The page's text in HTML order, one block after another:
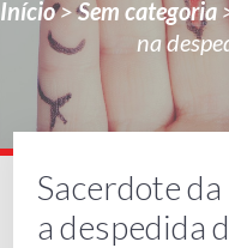
Início> Sem categoria
na
Sacerdote
a despedida